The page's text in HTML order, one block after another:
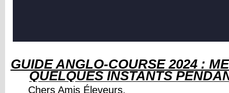
GUIDE ANGLO-COURSE 2024 :
QUELQUES INSTANTS
Chers Amis Éleveurs,